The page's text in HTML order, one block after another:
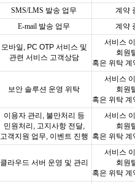
SMS/LMS 발송 업무
계약
E-mail 발송 업무
계약
모바일 , PC OTP 서비스 및
관련 서비스 고객상담
서비스
회원
혹은 위탁 계
보안 솔루션 운영 위탁
서비스
회원
혹은 위탁 계
이용자 관리 , 불만처리 등
민원처리 , 고지사항 전달,
고객지원 업무, 이벤트 진행
서비스
회원
혹은 위탁 계
클라우드 서버 운영 및 관리
서비스
회원
혹은 위탁 계